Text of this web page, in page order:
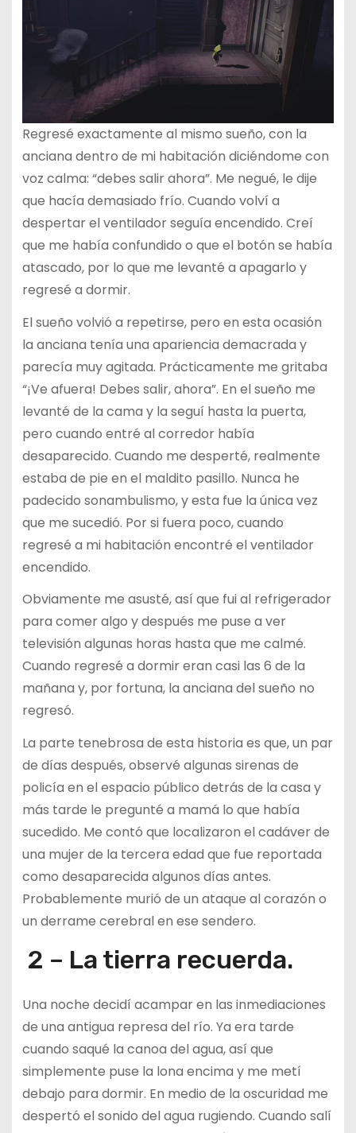
Regresé exactamente al mismo sueño, con la
anciana dentro de mi habitación diciéndome con
voz calma: “debes salir ahora”. Me negué, le dije
que hacía demasiado frío. Cuando volví a
despertar el ventilador seguía encendido. Creí
que me había confundido o que el botón se había
atascado, por lo que me levanté a apagarlo y
regresé a dormir.
El sueño volvió a repetirse, pero en esta ocasión
la anciana tenía una apariencia demacrada y
parecía muy agitada. Prácticamente me gritaba
“¡Ve afuera! Debes salir, ahora”. En el sueño me
levanté de la cama y la seguí hasta la puerta,
pero cuando entré al corredor había
desaparecido. Cuando me desperté, realmente
estaba de pie en el maldito pasillo. Nunca he
padecido sonambulismo, y esta fue la única vez
que me sucedió. Por si fuera poco, cuando
regresé a mi habitación encontré el ventilador
encendido.
Obviamente me asusté, así que fui al refrigerador
para comer algo y después me puse a ver
televisión algunas horas hasta que me calmé.
Cuando regresé a dormir eran casi las 6 de la
mañana y, por fortuna, la anciana del sueño no
regresó.
La parte tenebrosa de esta historia es que, un par
de días después, observé algunas sirenas de
policía en el espacio público detrás de la casa y
más tarde le pregunté a mamá lo que había
sucedido. Me contó que localizaron el cadáver de
una mujer de la tercera edad que fue reportada
como desaparecida algunos días antes.
Probablemente murió de un ataque al corazón o
un derrame cerebral en ese sendero.
2 – La tierra recuerda.
Una noche decidí acampar en las inmediaciones
de una antigua represa del río. Ya era tarde
cuando saqué la canoa del agua, así que
simplemente puse la lona encima y me metí
debajo para dormir. En medio de la oscuridad me
despertó el sonido del agua rugiendo. Cuando salí